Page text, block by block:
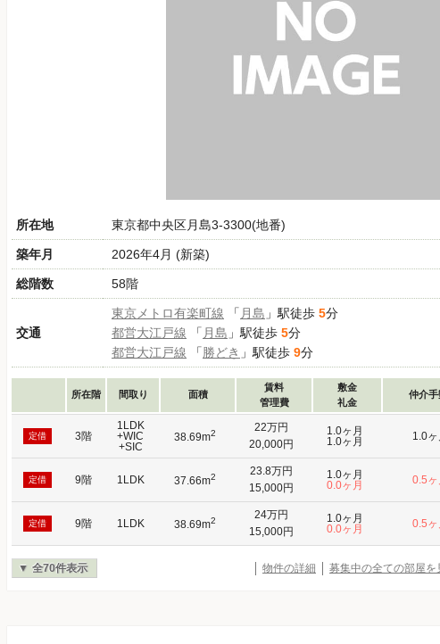
所在地 東京都中央区月島3-3300(地番)
築年月 2026年4月 (新築)
総階数 58階
交通
東京メトロ有楽町線 「 月島 」駅徒歩 5分
都営大江戸線 「 月島 」駅徒歩 5分
都営大江戸線 「 勝どき 」駅徒歩 9分
所在階 間取り 面積
賃料
管理費
敷金
礼金
仲介手
定借
22万円
20,000円
1.0ヶ月
1.0ヶ月
1.0ヶ
3階
1LDK
+WIC
+SIC
38.69m2
定借
23.8万円
15,000円
1.0ヶ月
0.0ヶ月
0.5ヶ
9階 1LDK 37.66m2
定借
24万円
15,000円
1.0ヶ月
0.0ヶ月
0.5ヶ
9階 1LDK 38.69m2
全70件表示 物件の詳細 募集中の全ての部屋を